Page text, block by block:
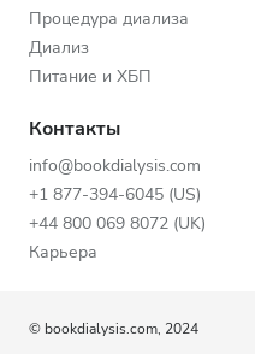
Процедура диализа
Диализ
Питание и ХБП
Контакты
info@bookdialysis.com
+1 877-394-6045 (US)
+44 800 069 8072 (UK)
Карьера
© bookdialysis.com, 2024